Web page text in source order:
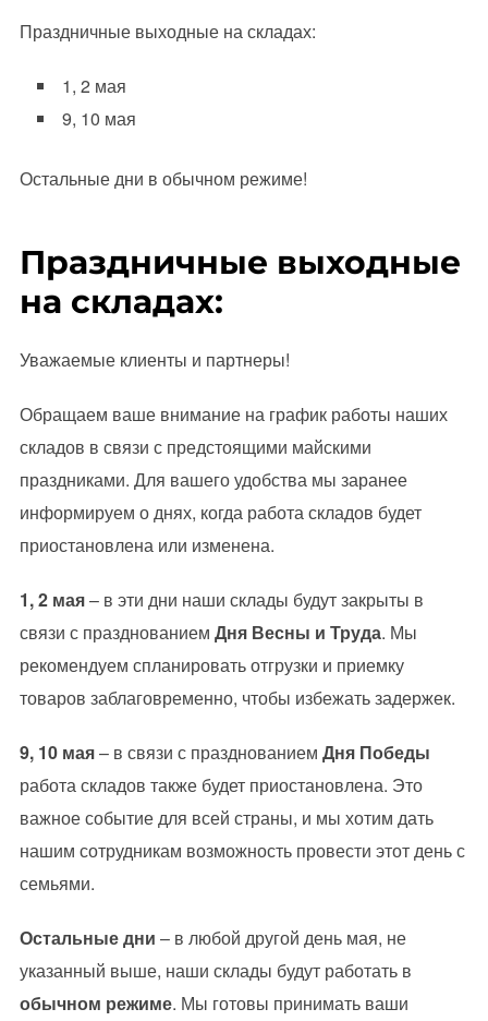
Праздничные выходные на складах:
1, 2 мая
9, 10 мая
Остальные дни в обычном режиме!
Праздничные выходные
на складах:
Уважаемые клиенты и партнеры!
Обращаем ваше внимание на график работы наших
складов в связи с предстоящими майскими
праздниками. Для вашего удобства мы заранее
информируем о днях, когда работа складов будет
приостановлена или изменена.
1, 2 мая– в эти дни наши склады будут закрыты в
связи с празднованием Дня Весны и Труда. Мы
рекомендуем спланировать отгрузки и приемку
товаров заблаговременно, чтобы избежать задержек.
9, 10 мая– в связи с празднованием Дня Победы
работа складов также будет приостановлена. Это
важное событие для всей страны, и мы хотим дать
нашим сотрудникам возможность провести этот день с
семьями.
Остальные дни – в любой другой день мая, не
указанный выше, наши склады будут работать в
обычном режиме. Мы готовы принимать ваши